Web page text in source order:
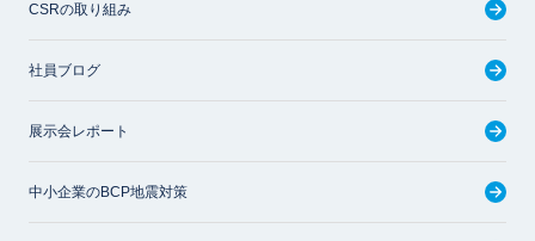
CSRの取り組み
社員ブログ
展示会レポート
中小企業のBCP地震対策